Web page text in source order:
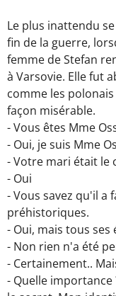
Le plus inattendu
fin de la guerre,
femme de Stefan
à Varsovie. Elle fut
comme les
façon misérable.
- Vous êtes Mme
- Oui, je suis Mme
- Votre mari était le
- Oui
- Vous savez qu'il a
préhistoriques.
- Oui, mais tous
- Non rien n'a été
- Certainement..
- Quelle importance